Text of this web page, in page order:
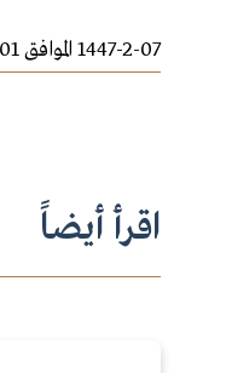
1447-2-07 الموافق 01-08-2025
اقرأ أيضاً